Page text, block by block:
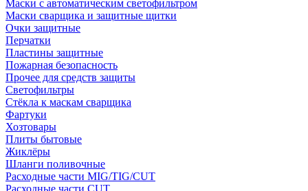
Маски с автоматическим светофильтром
Маски сварщика и защитные щитки
Очки защитные
Перчатки
Пластины защитные
Пожарная безопасность
Прочее для средств защиты
Светофильтры
Стёкла к маскам сварщика
Фартуки
Хозтовары
Плиты бытовые
Жиклёры
Шланги поливочные
Расходные части MIG/TIG/CUT
Расходные части CUT